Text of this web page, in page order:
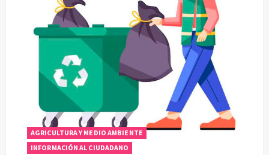
AGRICULTURA Y MEDIO AMBIENTE
INFORMACIÓN AL CIUDADANO